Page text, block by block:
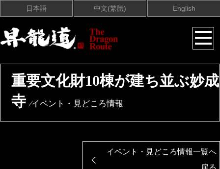
日本語 中文(繁體) English
重要文化財10棟が建ち並ぶ妙成
寺 ⁄イベント・見どころ情報
イベント・見どころ情報一覧へ